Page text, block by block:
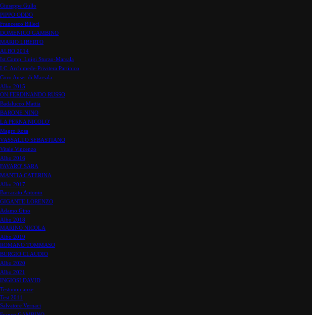
Giuseppe Gullo
PIPPO ODDO
Francesco Billeci
DOMENICO GAMBINO
MARIO LIBERTO
ALBO 2014
Ist.Comp. Luigi Sturzo-Marsala
I.C. Archimede-Privitera Partinico
Coro Auser di Marsala
Albo 2015
ON.FERDINANDO RUSSO
Badalucco Mattia
BARONE NINO
LA PERNA NICOLO'
Magro Rosa
VASSALLO SEBASTIANO
Vitale Vincenzo
Albo 2016
FAVARO' SARA
MANTIA CATERINA
Albo 2017
Barracato Antonio
GIGANTE LORENZO
Adamo Gino
Albo 2018
MARINO NICOLA
Albo 2019
ROMANO TOMMASO
BURGIO CLAUDIO
Albo 2020
Albo 2021
INGIOSI DAVID
Testimonianze
Test 2011
Salvatore Vernaci